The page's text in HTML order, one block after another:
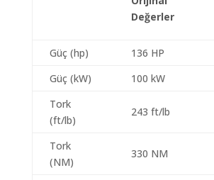
Değerler
Güç (hp) 136 HP
Güç (kW)
100 kW
Tork
(ft/lb)
243 ft/lb
Tork
(NM)
330 NM